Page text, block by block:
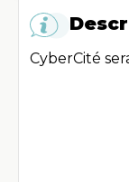
CyberCité